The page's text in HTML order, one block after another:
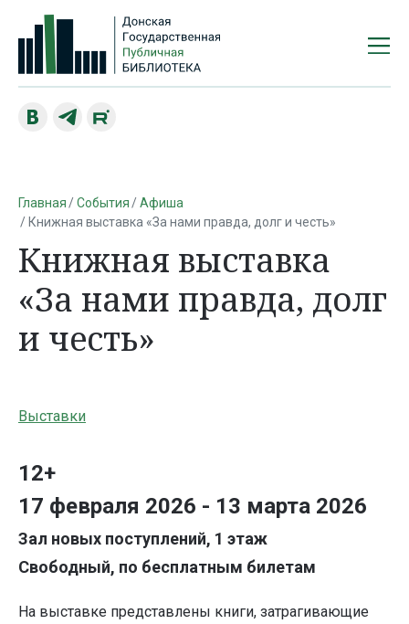
Главная События
Афиша
Книжная выставка «За нами правда, долг и честь»
Книжная выставка
«За нами правда, долг
и честь»
Выставки
12+
17 февраля 2026 - 13 марта 2026
Зал новых поступлений, 1 этаж
Свободный, по бесплатным билетам
На выставке представлены книги, затрагивающие